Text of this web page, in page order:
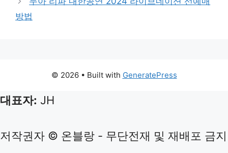
방법
© 2026 • Built with GeneratePress
대표자: JH
저작권자 © 온블랑 - 무단전재 및 재배포 금지